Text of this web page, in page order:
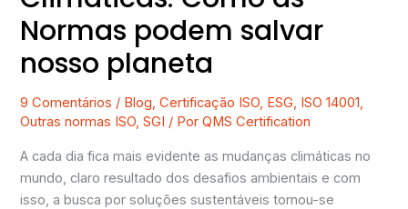
Normas podem salvar
nosso planeta
9 Comentários / Blog,Certificação ISO, ESG, ISO 14001,
Outras normas ISO,SGI / PorQMS Certification
A cada dia fica mais evidente as mudanças climáticas no
mundo, claro resultado dos desafios ambientais e com
isso, a busca por soluções sustentáveis tornou-se